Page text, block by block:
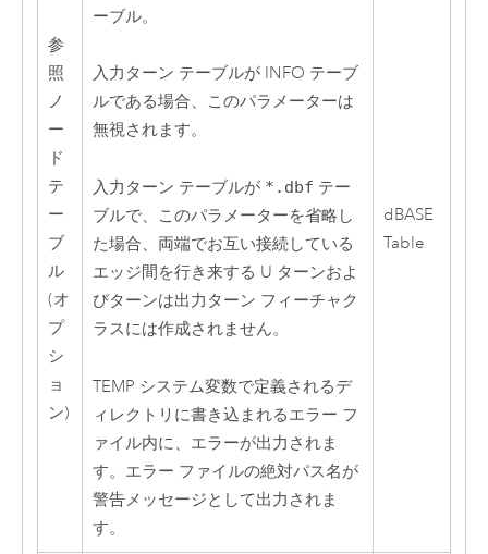
参
照
ノ
ー
ド
テ
ー
ブ
ル
(オ
プ
シ
ョ
ン)
ーブル。
入力ターン テーブルが INFO テーブ
ルである場合、このパラメーターは
無視されます。
入力ターン テーブルが *.dbf テー
ブルで、このパラメーターを省略し
た場合、両端でお互い接続している
エッジ間を行き来する U ターンおよ
びターンは出力ターン フィーチャク
ラスには作成されません。
TEMP システム変数で定義されるデ
ィレクトリに書き込まれるエラー フ
ァイル内に、エラーが出力されま
す。エラー ファイルの絶対パス名が
警告メッセージとして出力されま
す。
dBASE
Table